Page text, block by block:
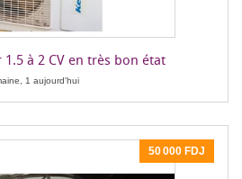
à 2 CV en très bon état
1 aujourd'hui
50 000 FDJ